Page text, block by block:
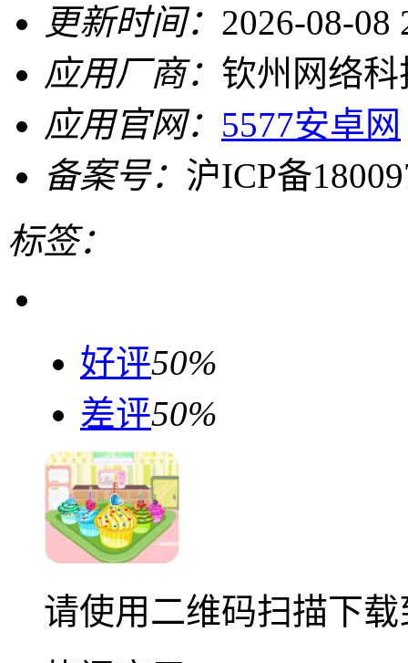
更新时间： 2026-08-08
应用厂商： 钦州网络
应用官网： 5577安卓网
备案号： 沪ICP备
标签：
好评50%
差评50%
请使用二维码扫描下